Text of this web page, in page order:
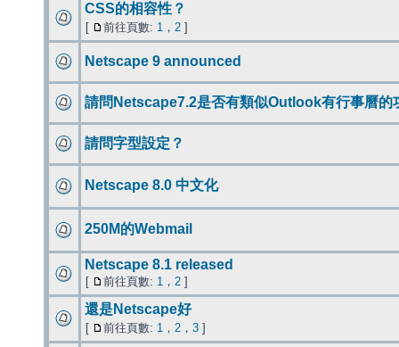
CSS的相容性？
[ 前往頁數: 1 ， 2 ]
Netscape 9 announced
請問Netscape7.2是否有類似Outlook有行事曆的
請問字型設定？
Netscape 8.0 中文化
250M的Webmail
Netscape 8.1 released
[ 前往頁數: 1 ， 2 ]
還是Netscape好
[ 前往頁數: 1 ， 2 ， 3 ]